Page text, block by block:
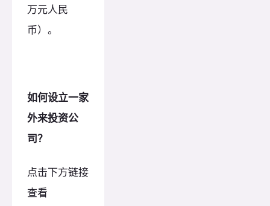
万元人民
币）。
如何设立一家
外来投资公
司？
点击下方链接
查看